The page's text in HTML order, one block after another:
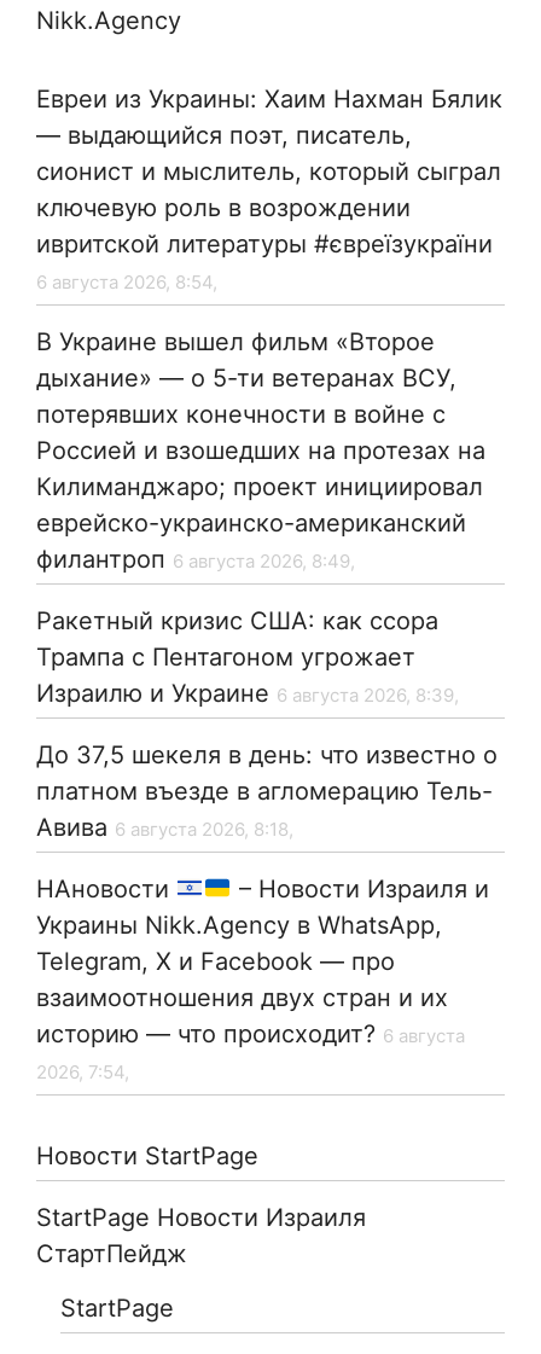
Nikk.Agency
Евреи из Украины: Хаим Нахман Бялик
— выдающийся поэт, писатель,
сионист и мыслитель, который сыграл
ключевую роль в возрождении
ивритской литературы #євреїзукраїни
6 августа 2026, 8:54,
В Украине вышел фильм «Второе
дыхание» — о 5-ти ветеранах ВСУ,
потерявших конечности в войне с
Россией и взошедших на протезах на
Килиманджаро; проект инициировал
еврейско-украинско-американский
филантроп 6 августа 2026, 8:49,
Ракетный кризис США: как ссора
Трампа с Пентагоном угрожает
Израилю и Украине 6 августа 2026, 8:39,
До 37,5 шекеля в день: что известно о
платном въезде в агломерацию Тель-
Авива 6 августа 2026, 8:18,
НАновости
– Новости Израиля и
Украины Nikk.Agency в WhatsApp,
Telegram, X и Facebook — про
взаимоотношения двух стран и их
историю — что происходит? 6 августа
2026, 7:54,
Новости StartPage
StartPage Новости Израиля
СтартПейдж
StartPage